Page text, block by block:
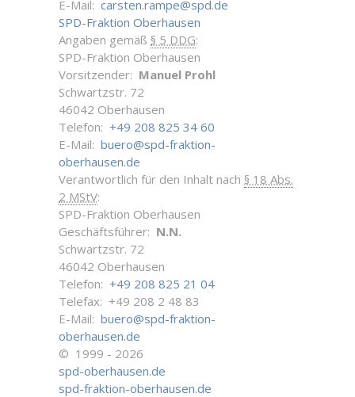
E-Mail: carsten.rampe@spd.de
SPD-Fraktion Oberhausen
Angaben gemäß § 5 DDG:
SPD-Fraktion Oberhausen
Vorsitzender: Manuel Prohl
Schwartzstr. 72
46042 Oberhausen
Telefon: +49 208 825 34 60
E-Mail: buero@spd-fraktion-
oberhausen.de
Verantwortlich für den Inhalt nach § 18 Abs.
2 MStV:
SPD-Fraktion Oberhausen
Geschäftsführer: N.N.
Schwartzstr. 72
46042 Oberhausen
Telefon: +49 208 825 21 04
Telefax: +49 208 2 48 83
E-Mail: buero@spd-fraktion-
oberhausen.de
© 1999 - 2026
spd-oberhausen.de
spd-fraktion-oberhausen.de